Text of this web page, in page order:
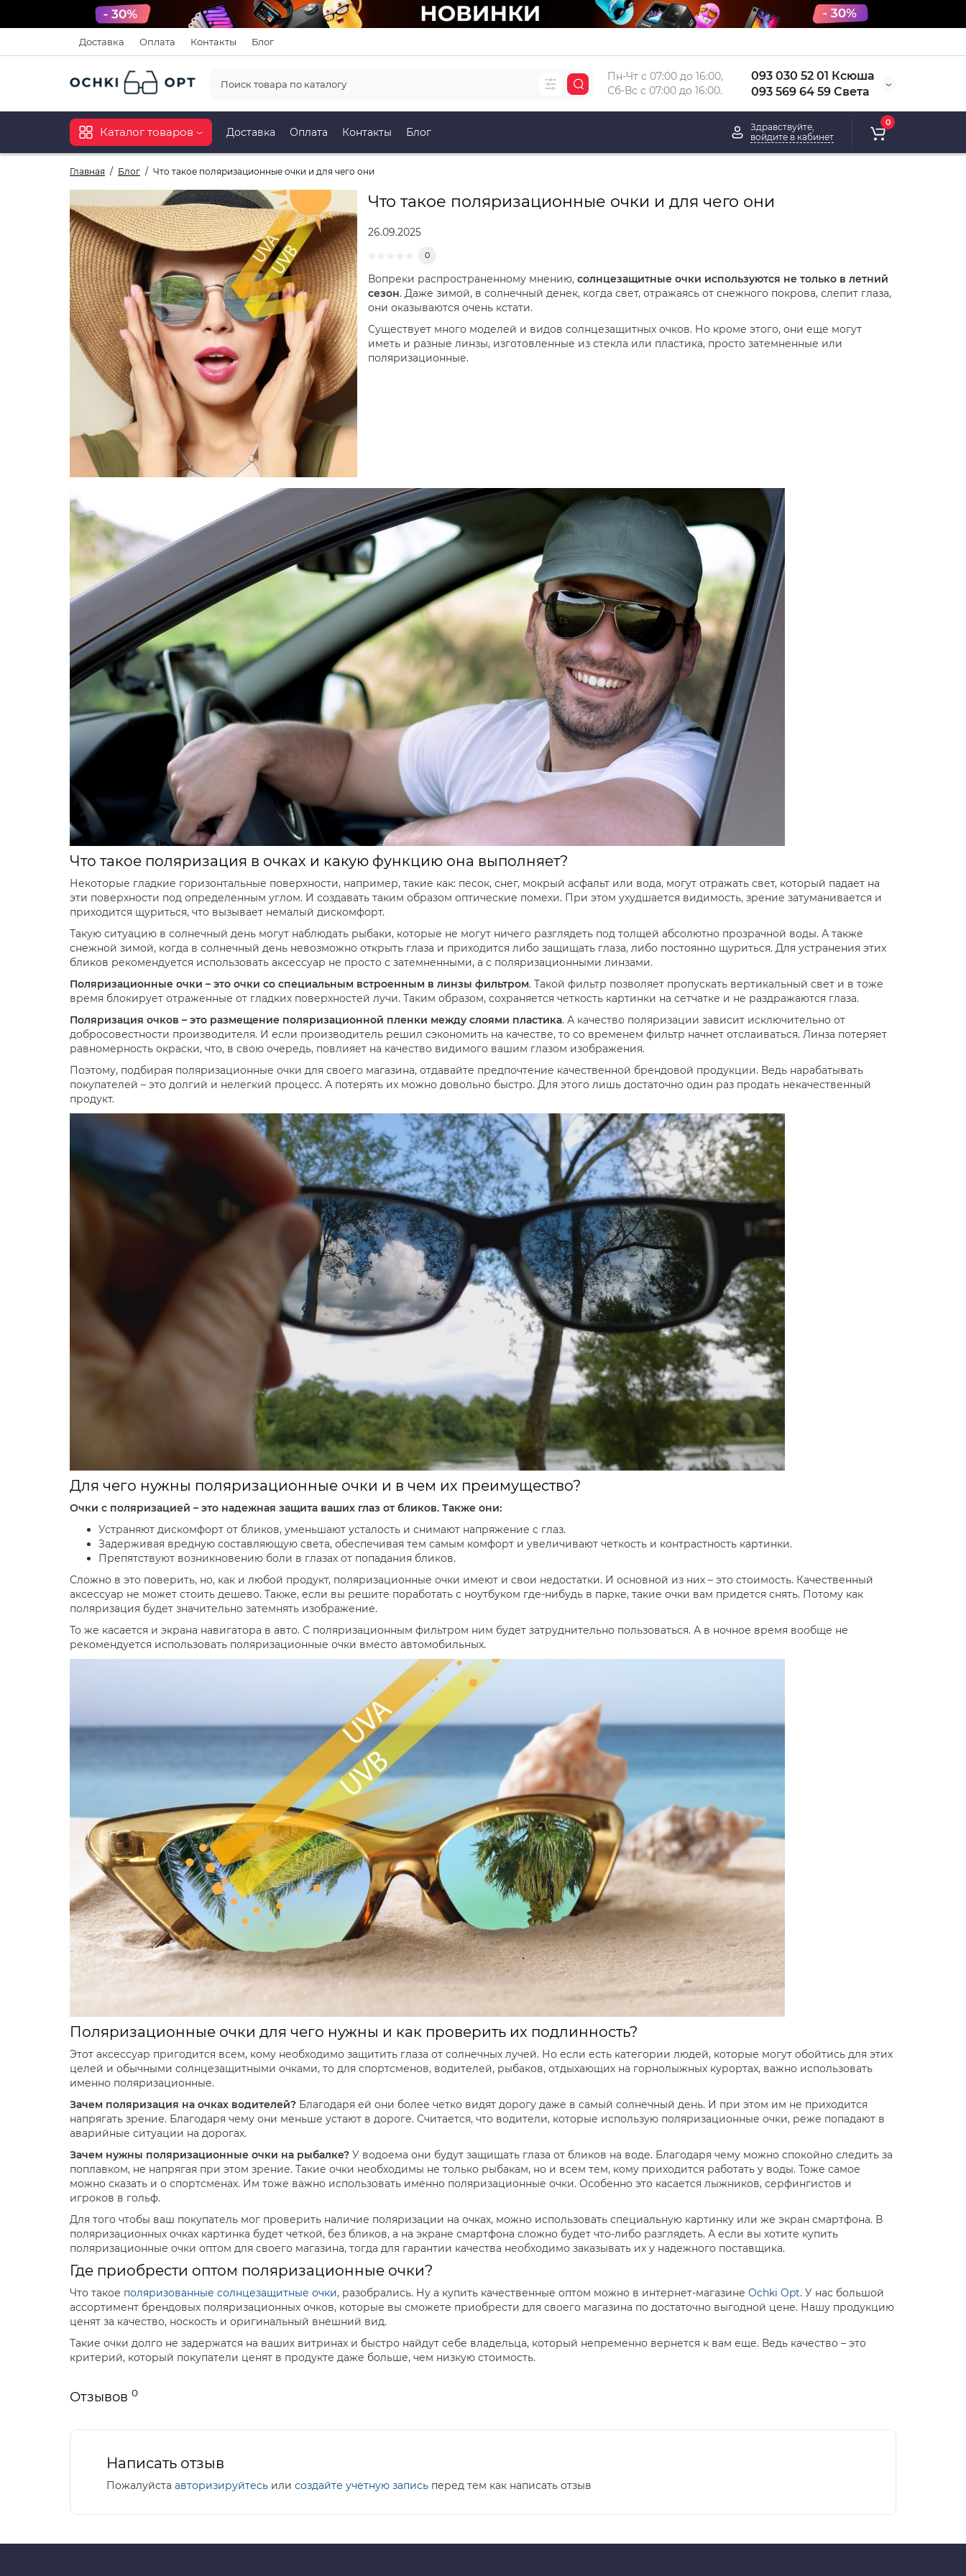
Доставка Оплата Контакты Блог
Пн-Чт с 07:00 до 16:00,
Сб-Вс с 07:00 до 16:00.
093 030 52 01 Ксюша
093 569 64 59 Света
Каталог товаров Доставка Оплата Контакты Блог
Здравствуйте,
войдите в кабинет
0
Главная Блог Что такое поляризационные очки и для чего они
Что такое поляризационные очки и для чего они
26.09.2025
0
Вопреки распространенному мнению, солнцезащитные очки используются не только в летний
сезон. Даже зимой, в солнечный денек, когда свет, отражаясь от снежного покрова, слепит глаза,
они оказываются очень кстати.
Существует много моделей и видов солнцезащитных очков. Но кроме этого, они еще могут
иметь и разные линзы, изготовленные из стекла или пластика, просто затемненные или
поляризационные.
Что такое поляризация в очках и какую функцию она выполняет?
Некоторые гладкие горизонтальные поверхности, например, такие как: песок, снег, мокрый асфальт или вода, могут отражать свет, который падает на
эти поверхности под определенным углом. И создавать таким образом оптические помехи. При этом ухудшается видимость, зрение затуманивается и
приходится щуриться, что вызывает немалый дискомфорт.
Такую ситуацию в солнечный день могут наблюдать рыбаки, которые не могут ничего разглядеть под толщей абсолютно прозрачной воды. А также
снежной зимой, когда в солнечный день невозможно открыть глаза и приходится либо защищать глаза, либо постоянно щуриться. Для устранения этих
бликов рекомендуется использовать аксессуар не просто с затемненными, а с поляризационными линзами.
Поляризационные очки – это очки со специальным встроенным в линзы фильтром. Такой фильтр позволяет пропускать вертикальный свет и в тоже
время блокирует отраженные от гладких поверхностей лучи. Таким образом, сохраняется четкость картинки на сетчатке и не раздражаются глаза.
Поляризация очков – это размещение поляризационной пленки между слоями пластика. А качество поляризации зависит исключительно от
добросовестности производителя. И если производитель решил сэкономить на качестве, то со временем фильтр начнет отслаиваться. Линза потеряет
равномерность окраски, что, в свою очередь, повлияет на качество видимого вашим глазом изображения.
Поэтому, подбирая поляризационные очки для своего магазина, отдавайте предпочтение качественной брендовой продукции. Ведь нарабатывать
покупателей – это долгий и нелегкий процесс. А потерять их можно довольно быстро. Для этого лишь достаточно один раз продать некачественный
продукт.
Для чего нужны поляризационные очки и в чем их преимущество?
Очки с поляризацией – это надежная защита ваших глаз от бликов. Также они:
Устраняют дискомфорт от бликов, уменьшают усталость и снимают напряжение с глаз.
Задерживая вредную составляющую света, обеспечивая тем самым комфорт и увеличивают четкость и контрастность картинки.
Препятствуют возникновению боли в глазах от попадания бликов.
Сложно в это поверить, но, как и любой продукт, поляризационные очки имеют и свои недостатки. И основной из них – это стоимость. Качественный
аксессуар не может стоить дешево. Также, если вы решите поработать с ноутбуком где-нибудь в парке, такие очки вам придется снять. Потому как
поляризация будет значительно затемнять изображение.
То же касается и экрана навигатора в авто. С поляризационным фильтром ним будет затруднительно пользоваться. А в ночное время вообще не
рекомендуется использовать поляризационные очки вместо автомобильных.
Поляризационные очки для чего нужны и как проверить их подлинность?
Этот аксессуар пригодится всем, кому необходимо защитить глаза от солнечных лучей. Но если есть категории людей, которые могут обойтись для этих
целей и обычными солнцезащитными очками, то для спортсменов, водителей, рыбаков, отдыхающих на горнолыжных курортах, важно использовать
именно поляризационные.
Зачем поляризация на очках водителей? Благодаря ей они более четко видят дорогу даже в самый солнечный день. И при этом им не приходится
напрягать зрение. Благодаря чему они меньше устают в дороге. Считается, что водители, которые использую поляризационные очки, реже попадают в
аварийные ситуации на дорогах.
Зачем нужны поляризационные очки на рыбалке? У водоема они будут защищать глаза от бликов на воде. Благодаря чему можно спокойно следить за
поплавком, не напрягая при этом зрение. Такие очки необходимы не только рыбакам, но и всем тем, кому приходится работать у воды. Тоже самое
можно сказать и о спортсменах. Им тоже важно использовать именно поляризационные очки. Особенно это касается лыжников, серфингистов и
игроков в гольф.
Для того чтобы ваш покупатель мог проверить наличие поляризации на очках, можно использовать специальную картинку или же экран смартфона. В
поляризационных очках картинка будет четкой, без бликов, а на экране смартфона сложно будет что-либо разглядеть. А если вы хотите купить
поляризационные очки оптом для своего магазина, тогда для гарантии качества необходимо заказывать их у надежного поставщика.
Где приобрести оптом поляризационные очки?
Что такое поляризованные солнцезащитные очки, разобрались. Ну а купить качественные оптом можно в интернет-магазине Ochki Opt. У нас большой
ассортимент брендовых поляризационных очков, которые вы сможете приобрести для своего магазина по достаточно выгодной цене. Нашу продукцию
ценят за качество, носкость и оригинальный внешний вид.
Такие очки долго не задержатся на ваших витринах и быстро найдут себе владельца, который непременно вернется к вам еще. Ведь качество – это
критерий, который покупатели ценят в продукте даже больше, чем низкую стоимость.
Отзывов 0
Написать отзыв
Пожалуйста авторизируйтесь или создайте учетную запись перед тем как написать отзыв